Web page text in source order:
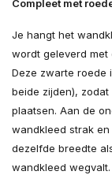
Compleet met
Je hangt het
wordt geleverd met
Deze zwarte roede
beide zijden),
plaatsen. Aan de
wandkleed strak
dezelfde breedte
wandkleed